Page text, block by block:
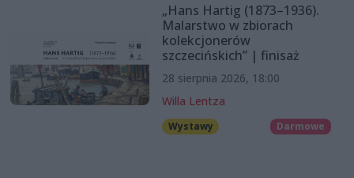
„Hans Hartig (1873–1936).
Malarstwo w zbiorach
kolekcjonerów
szczecińskich” | finisaż
28 sierpnia 2026, 18:00
Willa Lentza
Wystawy Darmowe